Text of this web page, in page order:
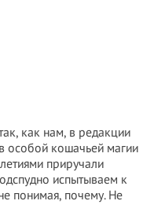
как нам, в редакции
особой кошачьей магии
приручали
испытываем к
понимая, почему. Не